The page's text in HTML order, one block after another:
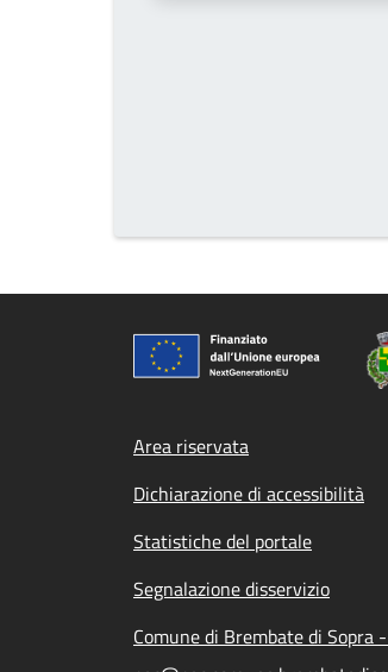
Footer menu
Area riservata
Dichiarazione di accessibilità
Statistiche del portale
Segnalazione disservizio
Comune di Brembate di